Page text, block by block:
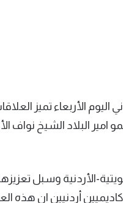
الأربعاء تميز
البلاد الشيخ نواف
الأردنية وسبل